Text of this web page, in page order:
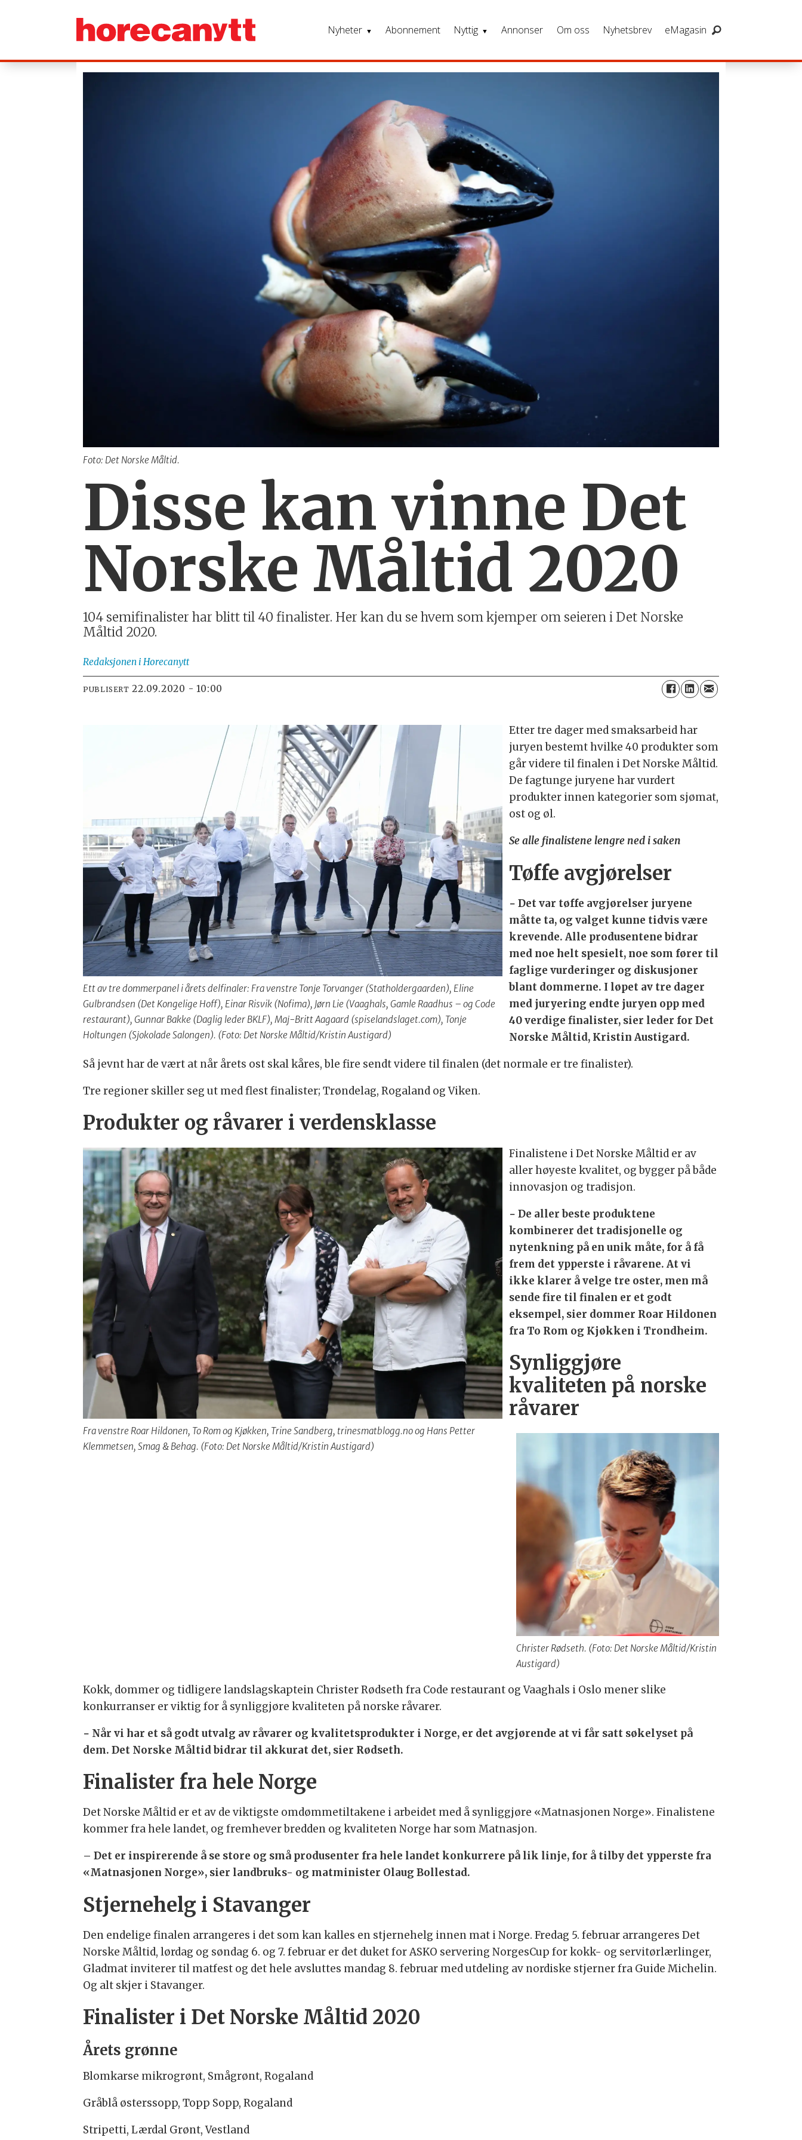
Nyheter Abonnement Nyttig Annonser Om oss Nyhetsbrev eMagasin
Foto: Det Norske Måltid.
Disse kan vinne Det
Norske Måltid 2020
104 semifinalister har blitt til 40 finalister. Her kan du se hvem som kjemper om seieren i Det Norske
Måltid 2020.
Redaksjonen i Horecanytt
PUBLISERT 22.09.2020 - 10:00
Ett av tre dommerpanel i årets delfinaler: Fra venstre Tonje Torvanger (Statholdergaarden), Eline
Gulbrandsen (Det Kongelige Hoff), Einar Risvik (Nofima), Jørn Lie (Vaaghals, Gamle Raadhus – og Code
restaurant), Gunnar Bakke (Daglig leder BKLF), Maj-Britt Aagaard (spiselandslaget.com), Tonje
Holtungen (Sjokolade Salongen). (Foto: Det Norske Måltid/Kristin Austigard)
Etter tre dager med smaksarbeid har
juryen bestemt hvilke 40 produkter som
går videre til finalen i Det Norske Måltid.
De fagtunge juryene har vurdert
produkter innen kategorier som sjømat,
ost og øl.
Se alle finalistene lengre ned i saken
Tøffe avgjørelser
− Det var tøffe avgjørelser juryene
måtte ta, og valget kunne tidvis være
krevende. Alle produsentene bidrar
med noe helt spesielt, noe som fører til
faglige vurderinger og diskusjoner
blant dommerne. I løpet av tre dager
med juryering endte juryen opp med
40 verdige finalister, sier leder for Det
Norske Måltid, Kristin Austigard.
Så jevnt har de vært at når årets ost skal kåres, ble fire sendt videre til finalen (det normale er tre finalister).
Tre regioner skiller seg ut med flest finalister; Trøndelag, Rogaland og Viken.
Produkter og råvarer i verdensklasse
Fra venstre Roar Hildonen, To Rom og Kjøkken, Trine Sandberg, trinesmatblogg.no og Hans Petter
Klemmetsen, Smag & Behag. (Foto: Det Norske Måltid/Kristin Austigard)
Finalistene i Det Norske Måltid er av
aller høyeste kvalitet, og bygger på både
innovasjon og tradisjon.
− De aller beste produktene
kombinerer det tradisjonelle og
nytenkning på en unik måte, for å få
frem det ypperste i råvarene. At vi
ikke klarer å velge tre oster, men må
sende fire til finalen er et godt
eksempel, sier dommer Roar Hildonen
fra To Rom og Kjøkken i Trondheim.
Synliggjøre
kvaliteten på norske
råvarer
Christer Rødseth. (Foto: Det Norske Måltid/Kristin
Austigard)
Kokk, dommer og tidligere landslagskaptein Christer Rødseth fra Code restaurant og Vaaghals i Oslo mener slike
konkurranser er viktig for å synliggjøre kvaliteten på norske råvarer.
− Når vi har et så godt utvalg av råvarer og kvalitetsprodukter i Norge, er det avgjørende at vi får satt søkelyset på
dem. Det Norske Måltid bidrar til akkurat det, sier Rødseth.
Finalister fra hele Norge
Det Norske Måltid er et av de viktigste omdømmetiltakene i arbeidet med å synliggjøre «Matnasjonen Norge». Finalistene
kommer fra hele landet, og fremhever bredden og kvaliteten Norge har som Matnasjon.
– Det er inspirerende å se store og små produsenter fra hele landet konkurrere på lik linje, for å tilby det ypperste fra
«Matnasjonen Norge», sier landbruks- og matminister Olaug Bollestad.
Stjernehelg i Stavanger
Den endelige finalen arrangeres i det som kan kalles en stjernehelg innen mat i Norge. Fredag 5. februar arrangeres Det
Norske Måltid, lørdag og søndag 6. og 7. februar er det duket for ASKO servering NorgesCup for kokk- og servitørlærlinger,
Gladmat inviterer til matfest og det hele avsluttes mandag 8. februar med utdeling av nordiske stjerner fra Guide Michelin.
Og alt skjer i Stavanger.
Finalister i Det Norske Måltid 2020
Årets grønne
Blomkarse mikrogrønt, Smågrønt, Rogaland
Gråblå østerssopp, Topp Sopp, Rogaland
Stripetti, Lærdal Grønt, Vestland